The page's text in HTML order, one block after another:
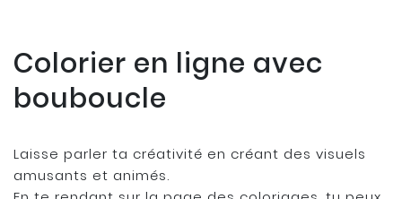
Colorier en ligne avec
bouboucle
Laisse parler ta créativité en créant des visuels
amusants et animés.